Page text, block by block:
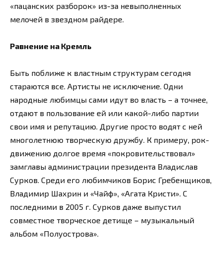
«пацанских разборок» из-за невыполненных
мелочей в звездном райдере.
Равнение на Кремль
Быть поближе к властным структурам сегодня
стараются все. Артисты не исключение. Одни
народные любимцы сами идут во власть – а точнее,
отдают в пользование ей или какой-либо партии
свои имя и репутацию. Другие просто водят с ней
многолетнюю творческую дружбу. К примеру, рок-
движению долгое время «покровительствовал»
замглавы администрации президента Владислав
Сурков. Среди его любимчиков Борис Гребенщиков,
Владимир Шахрин и «Чайф», «Агата Кристи». С
последними в 2005 г. Сурков даже выпустил
совместное творческое детище – музыкальный
альбом «Полуострова».